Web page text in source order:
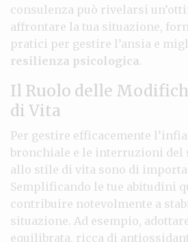
consulenza può rivelarsi
affrontare la tua situazione,
pratici per gestire l’ansia e
resilienza psicologica.
Il Ruolo delle
di Vita
Per gestire efficacemente
bronchiale e le interruzioni del
allo stile di vita sono di
Semplificando le tue abitudini
contribuire notevolmente a
situazione. Ad esempio,
equilibrata, ricca di